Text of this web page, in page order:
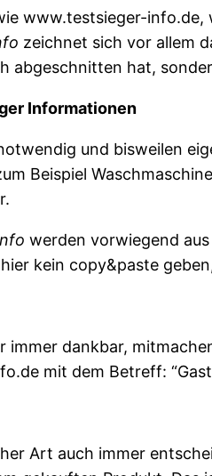
www.testsieger-
zeichnet sich vor allem
abgeschnitten hat,
Informationen
und bisweilen
Beispiel
werden vorwiegend
kein copy&paste
immer dankbar,
mit dem Betreff:
Art auch immer